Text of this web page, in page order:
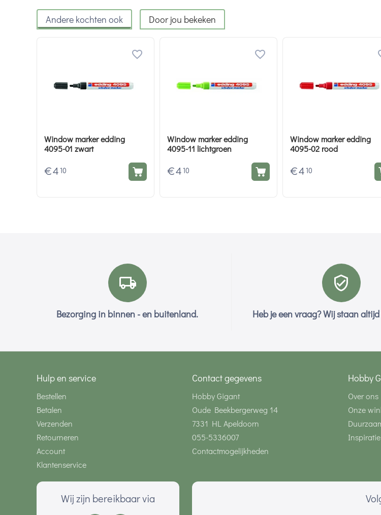
Andere kochten ook Door jou bekeken
Window marker edding
4095-01 zwart
€4 10
Window marker edding
4095-11 lichtgroen
€4 10
Window marker edding
4095-02 rood
€4 10
Bezorging in binnen - en buitenland. Heb je een vraag? Wij staan
Hulp en service
Bestellen
Betalen
Verzenden
Retourneren
Account
Klantenservice
Contact gegevens
Hobby Gigant
Oude Beekbergerweg 14
7331 HL Apeldoorn
055-5336007
Contactmogelijkheden
Hobby
Over ons
Onze
Inspiratie
Wij zijn bereikbaar via